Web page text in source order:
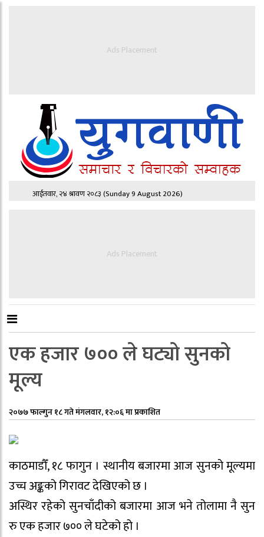
Ads Placement
आईतवार, २४ श्रावण २०८३(Sunday 9 August 2026)
Ads Placement
एक हजार ७०० ले घट्यो सुनको
मूल्य
२०७७ फाल्गुन १८ गते मंगलवार, १२:०६ मा प्रकाशित
काठमाडौँ, १८ फागुन । स्थानीय बजारमा आज सुनको मूल्यमा
उच्च अङ्कको गिरावट देखिएको छ ।
अस्थिर रहेको सुनचाँदीको बजारमा आज भने तोलामा नै सुन
रु एक हजार ७०० ले घटेको हो ।